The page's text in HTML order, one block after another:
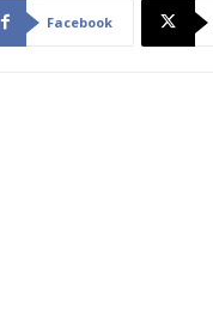
Facebook